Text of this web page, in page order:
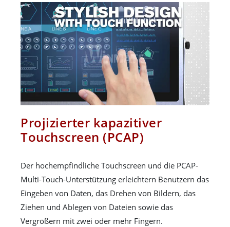
Projizierter kapazitiver
Touchscreen (PCAP)
Der hochempfindliche Touchscreen und die PCAP-
Multi-Touch-Unterstützung erleichtern Benutzern das
Eingeben von Daten, das Drehen von Bildern, das
Ziehen und Ablegen von Dateien sowie das
Vergrößern mit zwei oder mehr Fingern.